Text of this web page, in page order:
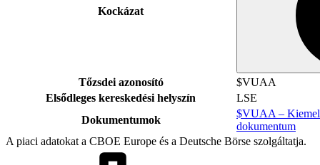
Kockázat
Tőzsdei azonosító
$VUAA
Elsődleges kereskedési helyszín
LSE
Dokumentumok
$VUAA –
dokumentum
A piaci adatokat a CBOE Europe és a Deutsche Börse szolgáltatja.